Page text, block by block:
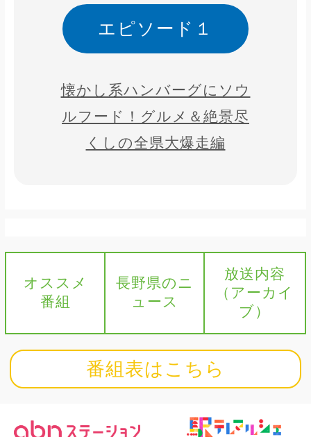
エピソード１
懐かし系ハンバーグにソウ
ルフード！グルメ＆絶景尽
くしの全県大爆走編
オススメ
番組
長野県のニ
ュース
放送内容
（アーカイ
ブ）
番組表はこちら